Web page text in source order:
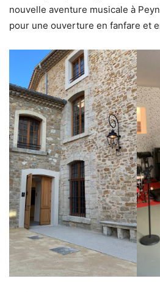
nouvelle aventure musicale à
pour une ouverture en fanfare et